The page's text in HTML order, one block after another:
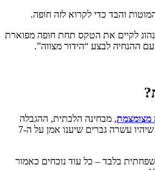
והבד כדי לקרוא לזה חופה.
נהוג לקיים את הטקס תחת חופה מפוארת
ההנחיה לבצע “הידור מצווה”.
מצומצמת, מבחינה הלכתית, ההגבלה
היחידה בשביל לקיים חופה היא שיהיו עשרה גברים שיענו אמן על ה-7
בלבד – כל עוד נוכחים כאמור